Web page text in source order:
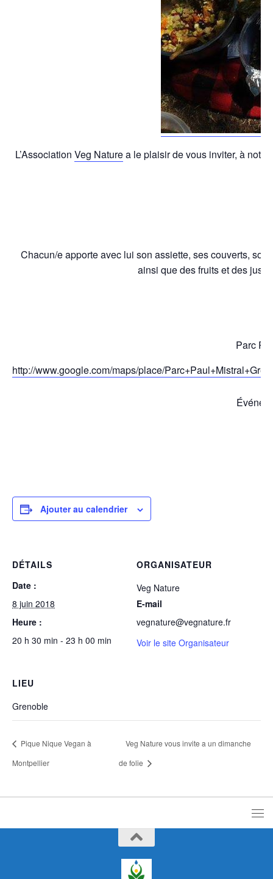
L’Association Veg Naturea le plaisir de vous inviter, à
Chacun/e apporte avec lui son assiette, ses couverts,
ainsi que des fruits et des jus
Parc
http://www.google.com/maps/place/
Ajouter au calendrier
DÉTAILS
Date :
8 juin 2018
Heure :
20 h 30 min - 23 h 00 min
ORGANISATEUR
Veg Nature
E-mail
vegnature@vegnature.fr
Voir le site Organisateur
LIEU
Grenoble
Pique Nique Vegan à
Montpellier
Veg Nature vous invite a un dimanche
de folie